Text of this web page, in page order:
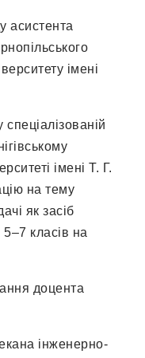
асистента
імені
імені Т. Г.
на тему
як засіб
5–7 класів на
доцента
інженерно-